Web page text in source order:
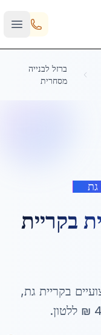
ברזל לבנייה
מסחרית
גת
בקריית
בקריית גת,
₪ ללטון.